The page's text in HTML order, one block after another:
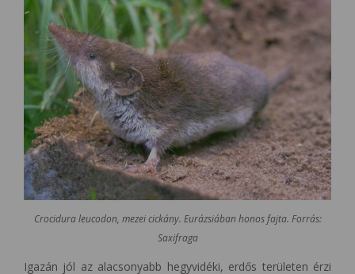
Crocidura leucodon, mezei cickány. Eurázsiában honos fajta. Forrás:
Saxifraga
Igazán jól az alacsonyabb hegyvidéki, erdős területen érzi